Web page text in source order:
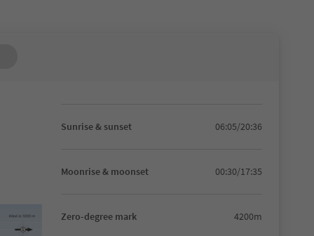
Sunrise & sunset 06:05/20:36
Moonrise & moonset 00:30/17:35
Zero-degree mark 4200m